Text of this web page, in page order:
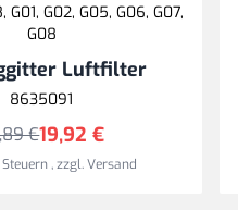
G01, G02, G05, G06, G07,
G08
Luftfilter
8635091
19,92 €
€
,zzgl.Versand